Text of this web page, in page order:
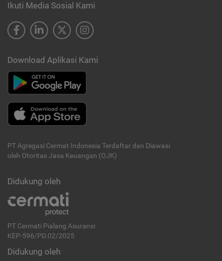
Ikuti Media Sosial Kami
Download Aplikasi Kami
PT Agregasi Cermat Indonesia Terdaftar dan Diawasi
oleh Otoritas Jasa Keuangan (OJK)
Didukung oleh
PT Cermati Pialang Asuransi
KEP-596/PD.02/2025
Didukung oleh